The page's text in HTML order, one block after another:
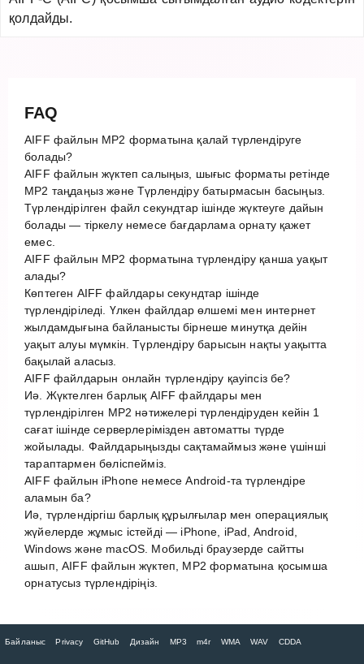
қолдайды.
FAQ
AIFF файлын MP2 форматына қалай түрлендіруге
болады?
AIFF файлын жүктеп салыңыз, шығыс форматы ретінде
MP2 таңдаңыз және Түрлендіру батырмасын басыңыз.
Түрлендірілген файл секундтар ішінде жүктеуге дайын
болады — тіркелу немесе бағдарлама орнату қажет
емес.
AIFF файлын MP2 форматына түрлендіру қанша уақыт
алады?
Көптеген AIFF файлдары секундтар ішінде
түрлендіріледі. Үлкен файлдар өлшемі мен интернет
жылдамдығына байланысты бірнеше минутқа дейін
уақыт алуы мүмкін. Түрлендіру барысын нақты уақытта
бақылай аласыз.
AIFF файлдарын онлайн түрлендіру қауіпсіз бе?
Иә. Жүктелген барлық AIFF файлдары мен
түрлендірілген MP2 нәтижелері түрлендіруден кейін 1
сағат ішінде серверлерімізден автоматты түрде
жойылады. Файлдарыңызды сақтамаймыз және үшінші
тараптармен бөліспейміз.
AIFF файлын iPhone немесе Android-та түрлендіре
аламын ба?
Иә, түрлендіргіш барлық құрылғылар мен операциялық
жүйелерде жұмыс істейді — iPhone, iPad, Android,
Windows және macOS. Мобильді браузерде сайтты
ашып, AIFF файлын жүктеп, MP2 форматына қосымша
орнатусыз түрлендіріңіз.
Байланыс Privacy GitHub Дизайн MP3 m4r WMA WAV CDDA